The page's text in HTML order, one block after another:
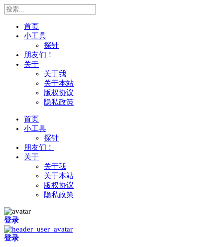
首页
小工具
探针
朋友们！
关于
关于我
关于本站
版权协议
隐私政策
首页
小工具
探针
朋友们！
关于
关于我
关于本站
版权协议
隐私政策
搜
索
登录
登录